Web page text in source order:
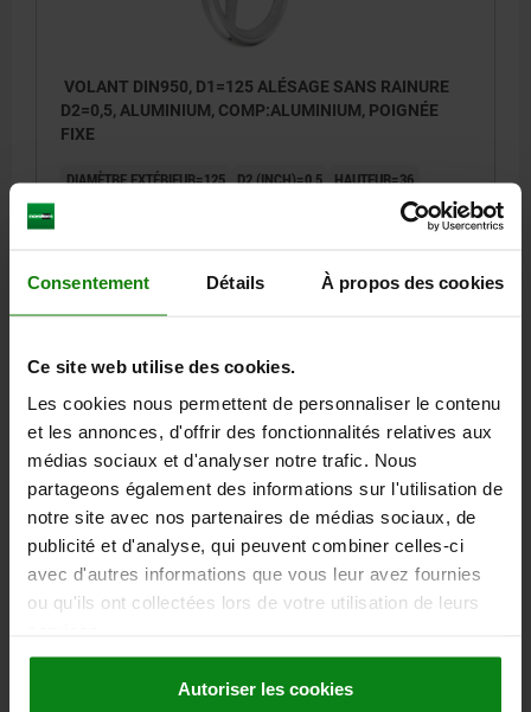
Consentement Détails À propos des cookies
Ce site web utilise des cookies.
Les cookies nous permettent de personnaliser le contenu
et les annonces, d'offrir des fonctionnalités relatives aux
médias sociaux et d'analyser notre trafic. Nous
partageons également des informations sur l'utilisation de
notre site avec nos partenaires de médias sociaux, de
publicité et d'analyse, qui peuvent combiner celles-ci
avec d'autres informations que vous leur avez fournies
ou qu'ils ont collectées lors de votre utilisation de leurs
Autoriser les cookies
VOLANT DIN950, D1=125 ALÉSAGE SANS RAINURE
D2=0,5, ALUMINIUM, COMP:ALUMINIUM, POIGNÉE
FIXE
DIAMÈTRE EXTÉRIEUR=125 D2 (INCH)=0,5 HAUTEUR=36
hors frais d’envoi
06273 MFG inch
D2=0,5, ALUMINIUM, COMP:ALUMINIUM, POIGNÉE